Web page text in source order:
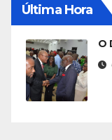
Última Hora
O